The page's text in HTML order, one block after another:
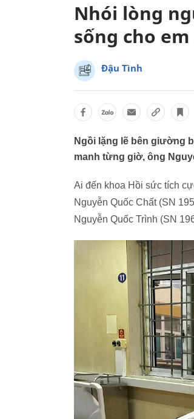
Nhói lòng
sống cho
Đậu Tình
Ngồi lặng lẽ bên giường
manh từng giờ, ông
Ai đến khoa Hồi sức tích
Nguyễn Quốc Chất (SN
Nguyễn Quốc Trình (SN